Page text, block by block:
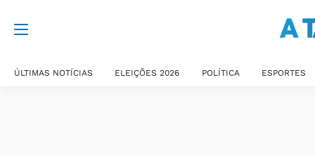
ÚLTIMAS NOTÍCIAS ELEIÇÕES 2026 POLÍTICA ESPORTES